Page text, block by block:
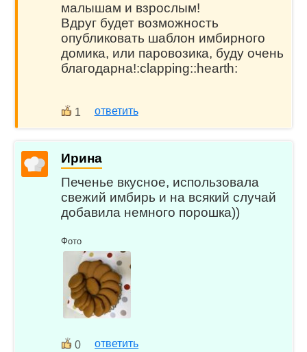
малышам и взрослым!
Вдруг будет возможность
опубликовать шаблон имбирного
домика, или паровозика, буду очень
благодарна!:clapping::hearth:
1 ответить
Ирина
Печенье вкусное, использовала
свежий имбирь и на всякий случай
добавила немного порошка))
Фото
0 ответить